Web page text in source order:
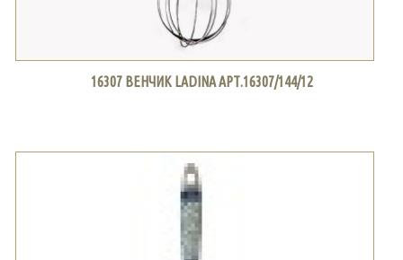
16307 ВЕНЧИК LADINA АРТ.16307/144/12